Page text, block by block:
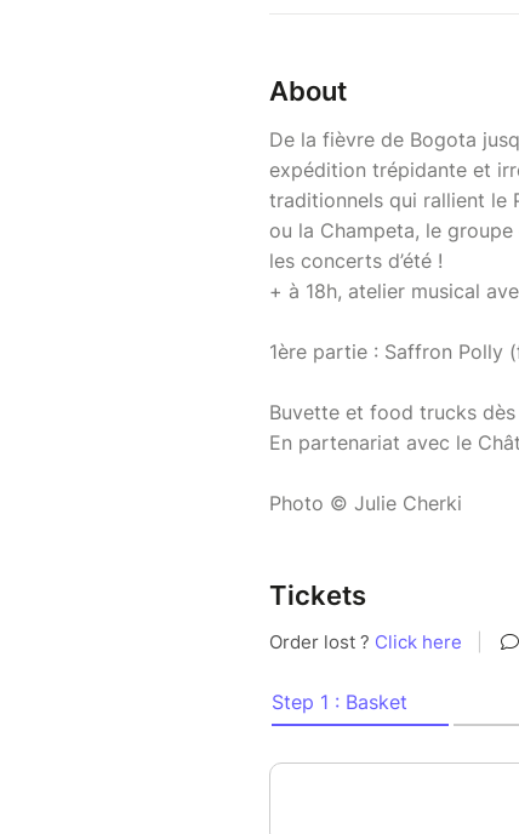
About
De la fièvre de Bogota
expédition trépidante et
traditionnels qui rallient le
ou la Champeta, le
les concerts d’été !
+ à 18h, atelier musical
1ère partie : Saffron Polly
Buvette et food trucks dès
En partenariat avec le
Photo © Julie Cherki
Tickets